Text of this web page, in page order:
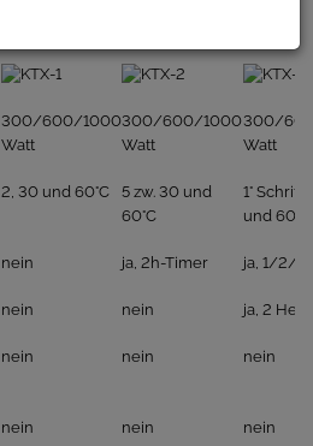
300/600/1000
Watt
300/600/1000
Watt
300/
Watt
2, 30 und 60°C
5 zw. 30 und
60°C
1°
und 60°C
nein ja, 2h-Timer ja, 1/2/
nein nein ja, 2
nein nein nein
nein nein nein